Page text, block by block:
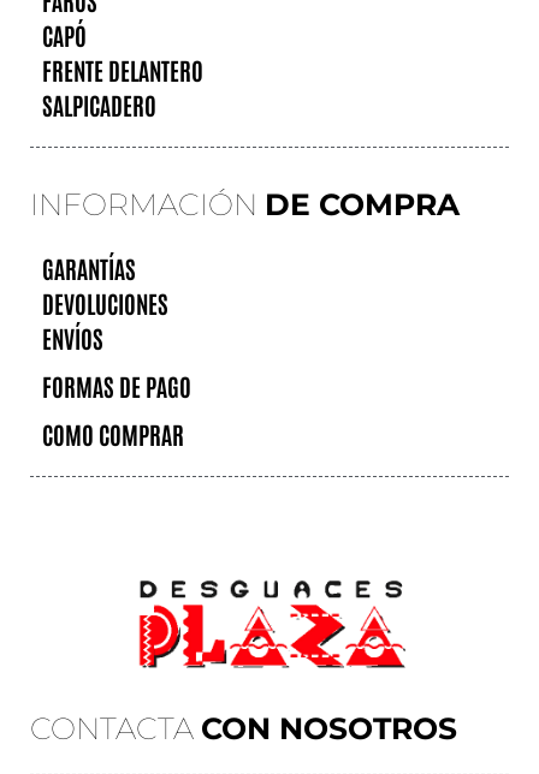
CONTACTA CON NOSOTROS
CAPÓ
FRENTE DELANTERO
SALPICADERO
INFORMACIÓN DE COMPRA
GARANTÍAS
DEVOLUCIONES
ENVÍOS
FORMAS DE PAGO
COMO COMPRAR